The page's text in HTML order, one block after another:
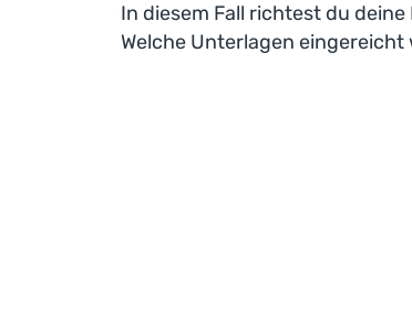
In diesem Fall richtest du
Welche Unterlagen